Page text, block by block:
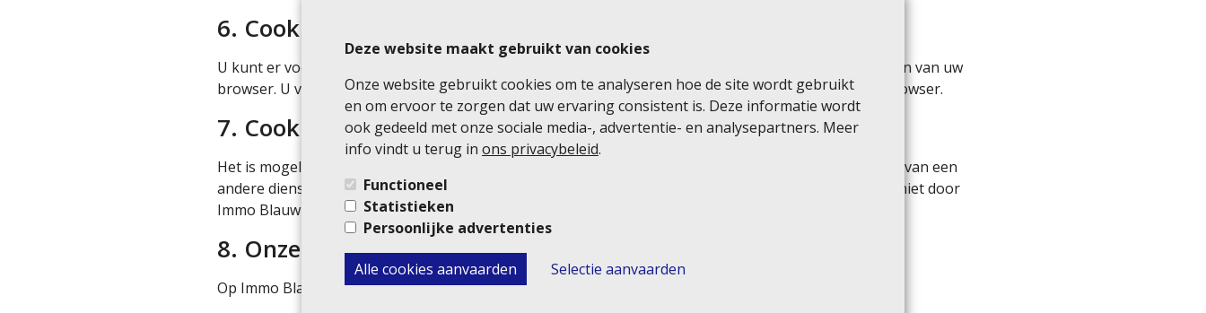
6. Cookies uitschakelen
U kunt er voor kiezen om cookies uit te schakelen. Dat doet u door gebruik te maken de mogelijkheden van uw
browser. U vindt meer informatie over deze mogelijkheden op de website van de aanbieder van uw browser.
7. Cookies van derde partijen
Het is mogelijk dat derde partijen, zoals Google, op onze website adverteren of dat wij gebruik maken van een
andere dienst. Daarvoor plaatsen deze derde partijen in sommige gevallen cookies. Deze cookies zijn niet door
Immo Blauw te beïnvloeden.
8. Onze adverteerders
Op Immo Blauw adverteren meerdere partijen, die allemaal hun eigen cookies plaatsen.
Deze website maakt gebruikt van cookies
Onze website gebruikt cookies om te analyseren hoe de site wordt gebruikt
en om ervoor te zorgen dat uw ervaring consistent is. Deze informatie wordt
ook gedeeld met onze sociale media-, advertentie- en analysepartners. Meer
info vindt u terug in ons privacybeleid.
Functioneel
Statistieken
Persoonlijke advertenties
Alle cookies aanvaarden Selectie aanvaarden